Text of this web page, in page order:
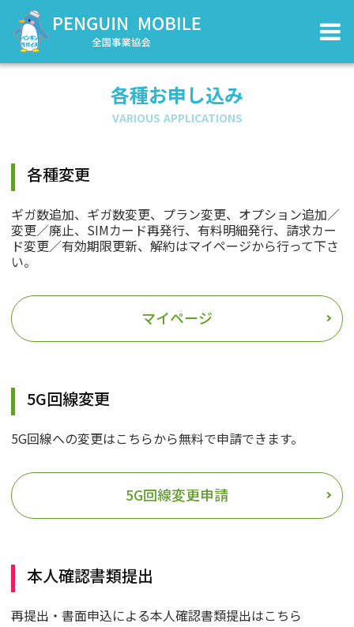
各種お申し込み
VARIOUS APPLICATIONS
各種変更
ギガ数追加、ギガ数変更、プラン変更、オプション追加／
変更／廃止、SIMカード再発行、有料明細発行、請求カー
ド変更／有効期限更新、解約はマイページから行って下さ
い。
マイページ
5G回線変更
5G回線への変更はこちらから無料で申請できます。
5G回線変更申請
本人確認書類提出
再提出・書面申込による本人確認書類提出はこちら